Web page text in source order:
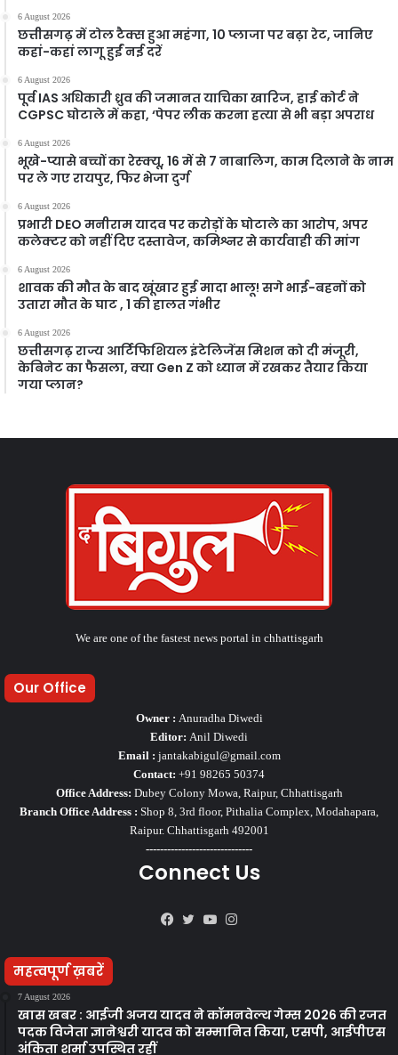
6 August 2026
छत्तीसगढ़ में टोल टैक्स हुआ महंगा, 10 प्लाजा पर बढ़ा रेट, जानिए
कहां-कहां लागू हुईं नई दरें
6 August 2026
पूर्व IAS अधिकारी ध्रुव की जमानत याचिका खारिज, हाई कोर्ट ने
CGPSC घोटाले में कहा, ‘पेपर लीक करना हत्या से भी बड़ा अपराध
6 August 2026
भूखे-प्यासे बच्चों का रेस्क्यू, 16 में से 7 नाबालिग, काम दिलाने के नाम
पर ले गए रायपुर, फिर भेजा दुर्ग
6 August 2026
प्रभारी DEO मनीराम यादव पर करोड़ों के घोटाले का आरोप, अपर
कलेक्टर को नहीं दिए दस्तावेज, कमिश्नर से कार्यवाही की मांग
6 August 2026
शावक की मौत के बाद खूंखार हुई मादा भालू! सगे भाई-बहनों को
उतारा मौत के घाट , 1 की हालत गंभीर
6 August 2026
छत्तीसगढ़ राज्य आर्टिफिशियल इंटेलिजेंस मिशन को दी मंजूरी,
केबिनेट का फैसला, क्या Gen Z को ध्यान में रखकर तैयार किया
गया प्लान?
We are one of the fastest news portal in chhattisgarh
Our Office
Owner : Anuradha Diwedi
Editor: Anil Diwedi
Email : jantakabigul@gmail.com
Contact: +91 98265 50374
Office Address: Dubey Colony Mowa, Raipur, Chhattisgarh
Branch Office Address : Shop 8, 3rd floor, Pithalia Complex, Modahapara,
Raipur. Chhattisgarh 492001
------------------------------
Connect Us
Facebook
TwitterYouTube
महत्वपूर्ण ख़बरें
7 August 2026
खास खबर : आईजी अजय यादव ने कॉमनवेल्थ गेम्स 2026 की रजत
पदक विजेता ज्ञानेश्वरी यादव को सम्मानित किया, एसपी, आईपीएस
अंकिता शर्मा उपस्थित रहीं